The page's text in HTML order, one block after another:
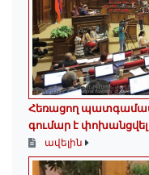
Հեռացող
գումար է փոխանցվել
ավելին